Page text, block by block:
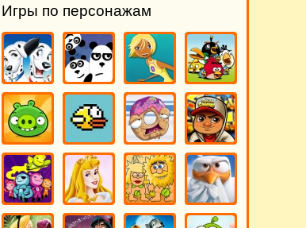
Игры по персонажам